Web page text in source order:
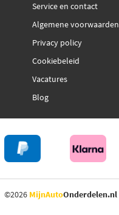
Service en contact
Algemene voorwaarden
Privacy policy
Cookiebeleid
Vacatures
Blog
©2026 MijnAutoOnderdelen.nl